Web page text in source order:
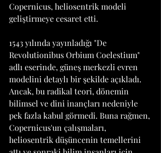
Copernicus, heliosentrik modeli
geliştirmeye cesaret etti.
1543 yılında yayınladığı "De
Revolutionibus Orbium Coelestium"
adlı eserinde, güneş merkezli evren
modelini detaylı bir şekilde açıkladı.
Ancak, bu radikal teori, dönemin
bilimsel ve dini inançları nedeniyle
pek fazla kabul görmedi. Buna rağmen,
Copernicus'un çalışmaları,
heliosentrik düşüncenin temellerini